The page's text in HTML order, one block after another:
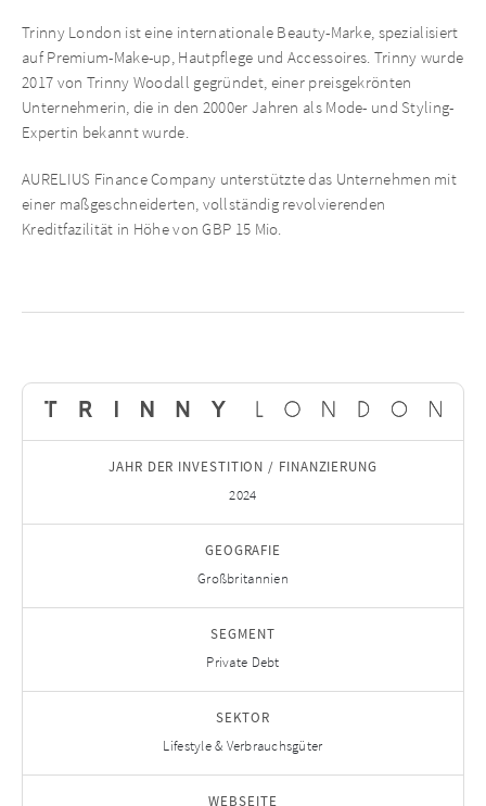
Trinny London ist eine internationale Beauty-Marke, spezialisiert
auf Premium-Make-up, Hautpflege und Accessoires. Trinny wurde
2017 von Trinny Woodall gegründet, einer preisgekrönten
Unternehmerin, die in den 2000er Jahren als Mode- und Styling-
Expertin bekannt wurde.
AURELIUS Finance Company unterstützte das Unternehmen mit
einer maßgeschneiderten, vollständig revolvierenden
Kreditfazilität in Höhe von GBP 15 Mio.
JAHR DER INVESTITION / FINANZIERUNG
2024
GEOGRAFIE
Großbritannien
SEGMENT
Private Debt
SEKTOR
Lifestyle & Verbrauchsgüter
WEBSEITE